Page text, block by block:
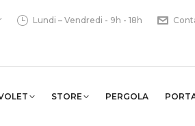
Lundi – Vendredi - 9h - 18h
STORE PERGOLA